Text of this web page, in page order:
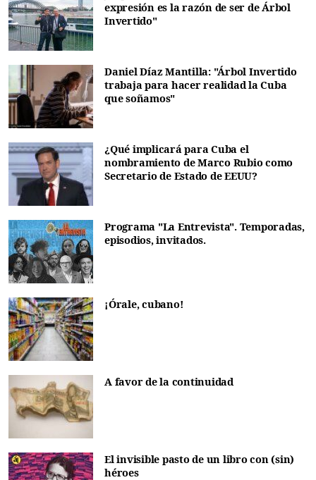
expresión es la razón de ser de Árbol
Invertido"
Daniel Díaz Mantilla: "Árbol Invertido
trabaja para hacer realidad la Cuba
que soñamos"
¿Qué implicará para Cuba el
nombramiento de Marco Rubio como
Secretario de Estado de EEUU?
Programa "La Entrevista". Temporadas,
episodios, invitados.
¡Órale, cubano!
A favor de la continuidad
El invisible pasto de un libro con (sin)
héroes